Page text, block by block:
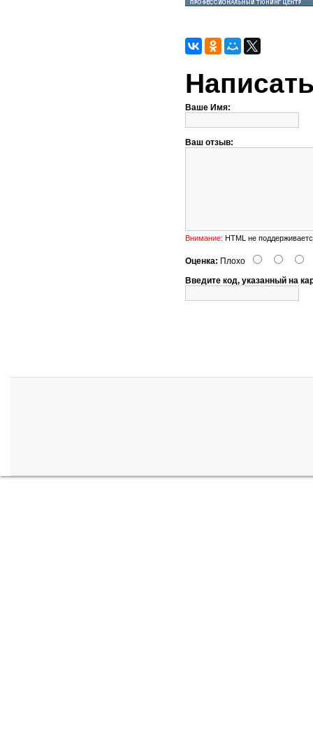
Ваше Имя:
Ваш отзыв:
Внимание: HTML не
Оценка: Плохо
Введите код, указанный на